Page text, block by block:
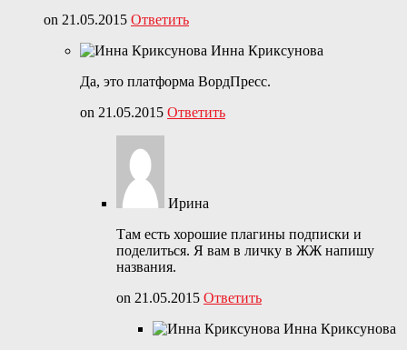
on 21.05.2015 Ответить
Инна Криксунова
Да, это платформа ВордПресс.
on 21.05.2015 Ответить
Ирина
Там есть хорошие плагины подписки и
поделиться. Я вам в личку в ЖЖ напишу
названия.
on 21.05.2015 Ответить
Инна Криксунова